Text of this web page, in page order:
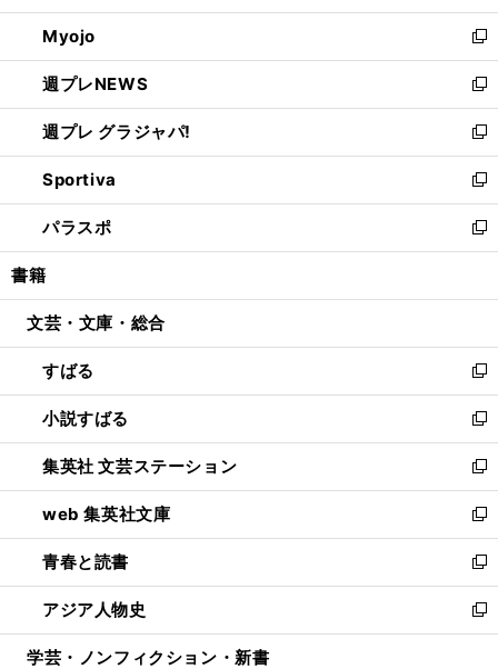
開
く
ウ
で
開
く
ン
ド
ウ
で
開
く
ウ
ィ
ン
ド
ウ
で
開
く
Myojo
新
し
い
ウ
ィ
ン
ド
ウ
で
開
週プレNEWS
新
し
い
ウ
ィ
ン
ド
ウ
開
週プレ グラジャパ!
新
し
い
ウ
ィ
ン
ウ
開
く
Sportiva
新
し
い
ウ
ン
ウ
で
開
く
パラスポ
新
し
ウ
ン
ド
ウ
で
開
く
書籍
文芸・文庫・総合
すばる
新
し
い
ウ
ィ
ン
ド
ウ
で
開
く
小説すばる
新
し
い
ウ
ィ
ン
ド
ウ
で
開
集英社 文芸ステーション
新
し
い
ウ
ィ
ン
ド
ウ
web 集英社文庫
新
し
い
ウ
ィ
ン
青春と読書
新
し
い
ウ
アジア人物史
新
し
学芸・ノンフィクション・新書